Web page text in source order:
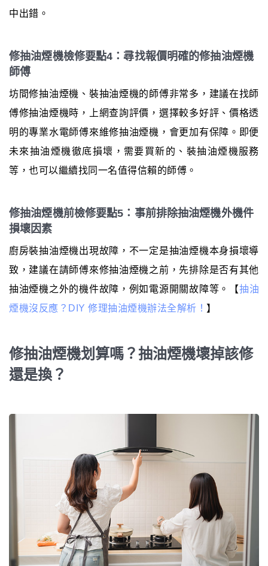
中出錯。
修抽油煙機檢修要點4：尋找報價明確的修抽油煙機
師傅
坊間修抽油煙機、裝抽油煙機的師傅非常多，建議在找師
傅修抽油煙機時，上網查詢評價，選擇較多好評、價格透
明的專業水電師傅來維修抽油煙機，會更加有保障。即便
未來抽油煙機徹底損壞，需要買新的、裝抽油煙機服務
等，也可以繼續找同一名值得信賴的師傅。
修抽油煙機前檢修要點5：事前排除抽油煙機外機件
損壞因素
廚房裝抽油煙機出現故障，不一定是抽油煙機本身損壞導
致，建議在請師傅來修抽油煙機之前，先排除是否有其他
抽油煙機之外的機件故障，例如電源開關故障等。【抽油
煙機沒反應？DIY 修理抽油煙機辦法全解析！ 】
修抽油煙機划算嗎？抽油煙機壞掉該修
還是換？